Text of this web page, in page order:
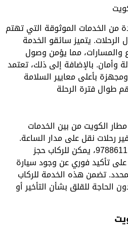
من الخدمات الموثوقة التي تهتم
الرحلات. يتميز سائقو الخدمة
والمسارات، مما يؤمن وصول
بالإضافة إلى ذلك، تعتمد
بأعلى معايير السلامة
طوال فترة الرحلة
تكاسي 24 في مطار الكويت من بين الخدمات
رحلات نقل على مدار الساعة.
بفضل رقم الهاتف المميز 97886111، يمكن للركاب حجز
تأكيد فوري عن وجود سيارة
تضمن هذه الخدمة للركاب
الحاجة للقلق بشأن التأخير أو